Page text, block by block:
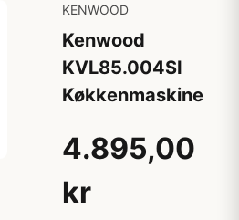
KENWOOD
Kenwood
KVL85.004SI
Køkkenmaskine
4.895,00
kr